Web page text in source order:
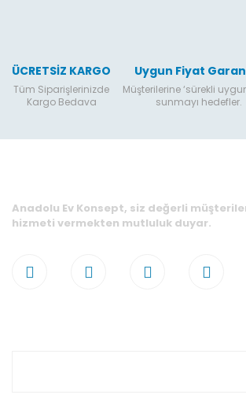
ÜCRETSİZ KARGO
Tüm Siparişlerinizde
Kargo Bedava
Uygun Fiyat
Müşterilerine ‘sürekli
sunmayı hedefler.
Anadolu Ev Konsept, siz değerli
hizmeti vermekten mutluluk duyar.